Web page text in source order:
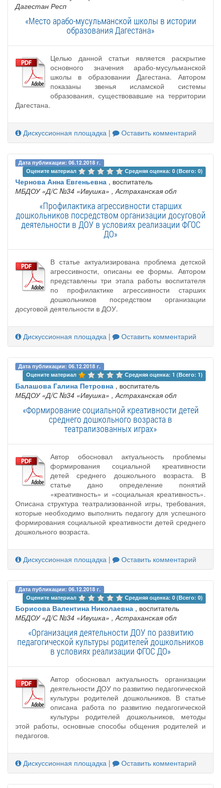
Дагестан Респ
«Место арабо-мусульманской школы в истории
образования Дагестана»
Целью данной статьи является раскрытие
основного значения арабо-мусульманской
школы в образовании Дагестана. Автором
показаны звенья исламской системы
образования, существовавшие на территории
Дагестана.
Дискуссионная площадка | Оставить комментарий
Дата публикации: 06.12.2018 г.
Оцените материал
Средняя оценка: 0 (Всего: 0)
Чернова Анна Евгеньевна , воспитатель
МБДОУ «Д/С №34 «Ивушка» , Астраханская обл
«Профилактика агрессивности старших
дошкольников посредством организации досуговой
деятельности в ДОУ в условиях реализации ФГОС
ДО»
В статье актуализирована проблема детской
агрессивности, описаны ее формы. Автором
представлены три этапа работы воспитателя
по профилактике агрессивности старших
дошкольников посредством организации
досуговой деятельности в ДОУ.
Дискуссионная площадка | Оставить комментарий
Дата публикации: 06.12.2018 г.
Оцените материал
Средняя оценка: 1 (Всего: 1)
Балашова Галина Петровна , воспитатель
МБДОУ «Д/С №34 «Ивушка» , Астраханская обл
«Формирование социальной креативности детей
среднего дошкольного возраста в
театрализованных играх»
Автор обосновал актуальность проблемы
формирования социальной креативности
детей среднего дошкольного возраста. В
статье дано определение понятий
«креативность» и «социальная креативность».
Описана структура театрализованной игры, требования,
которые необходимо выполнить педагогу для успешного
формирования социальной креативности детей среднего
дошкольного возраста.
Дискуссионная площадка | Оставить комментарий
Дата публикации: 06.12.2018 г.
Оцените материал
Средняя оценка: 0 (Всего: 0)
Борисова Валентина Николаевна , воспитатель
МБДОУ «Д/С №34 «Ивушка» , Астраханская обл
«Организация деятельности ДОУ по развитию
педагогической культуры родителей дошкольников
в условиях реализации ФГОС ДО»
Автор обосновал актуальность организации
деятельности ДОУ по развитию педагогической
культуры родителей дошкольников. В статье
описана работа по развитию педагогической
культуры родителей дошкольников, методы
этой работы, основные способы общения родителей и
педагогов.
Дискуссионная площадка | Оставить комментарий